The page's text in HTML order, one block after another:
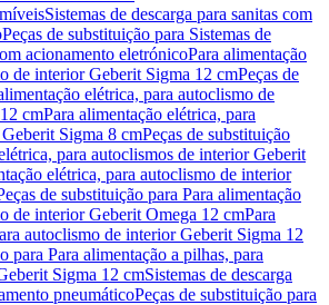
Sistemas de descarga para sanitas com
Peças de substituição para Sistemas de
acionamento eletrónicoPara alimentação
de interior Geberit Sigma 12 cmPeças de
elétrica, para autoclismo de
cmPara alimentação elétrica, para
Sigma 8 cmPeças de substituição
para autoclismos de interior Geberit
elétrica, para autoclismo de interior
de substituição para Para alimentação
de interior Geberit Omega 12 cmPara
autoclismo de interior Geberit Sigma 12
para Para alimentação a pilhas, para
Sigma 12 cmSistemas de descarga
pneumáticoPeças de substituição para